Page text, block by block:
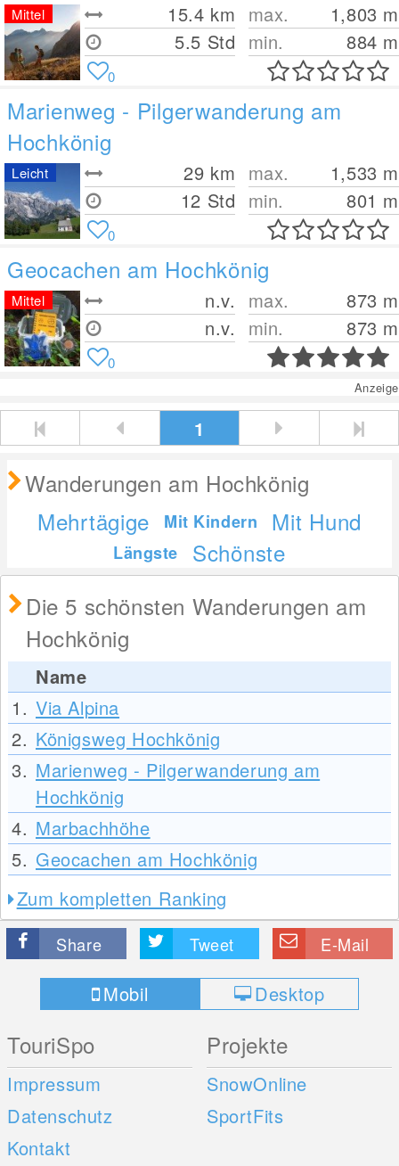
15.4 km
5.5 Std
max. 1,803 m
min.
884 m
Mittel
0
Marienweg - Pilgerwanderung am
Hochkönig
29 km
12 Std
max. 1,533 m
min.
801 m
Leicht
0
Geocachen am Hochkönig
n.v.
n.v.
max. 873 m
min.
873 m
Mittel
0
Anzeige
1
Wanderungen am Hochkönig
Mehrtägige
Mit Kindern Mit Hund
Längste
Schönste
Die 5 schönsten Wanderungen am
Hochkönig
Name
1. Via Alpina
2. Königsweg Hochkönig
3. Marienweg - Pilgerwanderung am
Hochkönig
4. Marbachhöhe
5. Geocachen am Hochkönig
Zum kompletten Ranking
Share Tweet E-Mail
Mobil Desktop
TouriSpo
Impressum
Datenschutz
Kontakt
Projekte
SnowOnline
SportFits